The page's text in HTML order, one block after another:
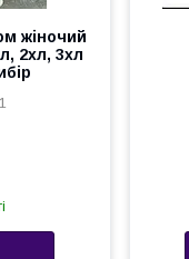
жіночий
2хл, 3хл